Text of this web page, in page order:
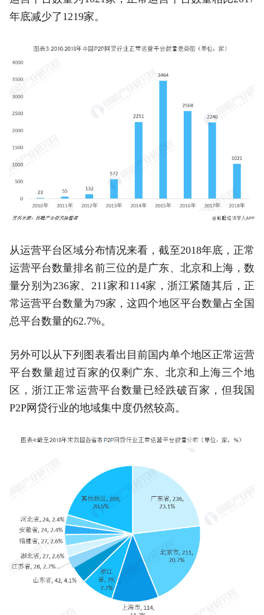
年底减少了1219家。
从运营平台区域分布情况来看，截至2018年底，正常
运营平台数量排名前三位的是广东、北京和上海，数
量分别为236家、211家和114家，浙江紧随其后，正
常运营平台数量为79家，这四个地区平台数量占全国
总平台数量的62.7%。
另外可以从下列图表看出目前国内单个地区正常运营
平台数量超过百家的仅剩广东、北京和上海三个地
区，浙江正常运营平台数量已经跌破百家，但我国
P2P网贷行业的地域集中度仍然较高。